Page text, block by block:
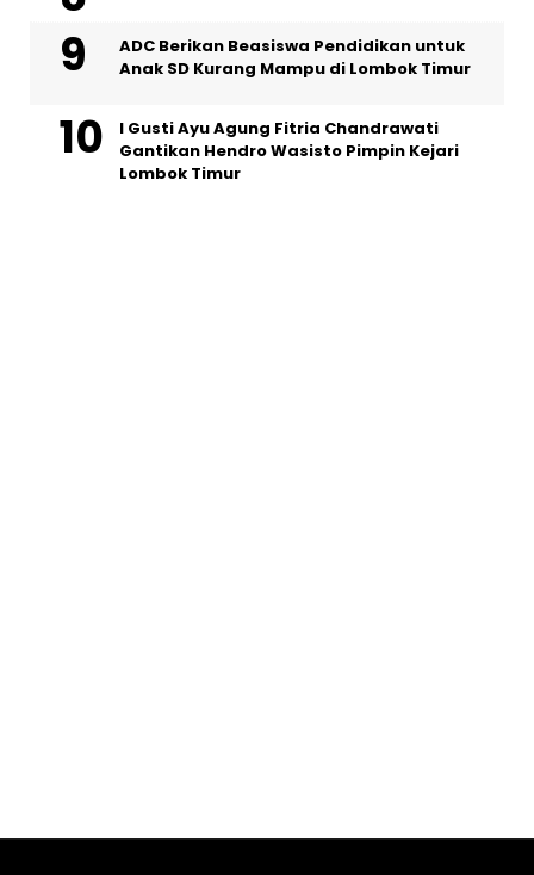
ADC Berikan Beasiswa Pendidikan untuk
Anak SD Kurang Mampu di Lombok Timur
I Gusti Ayu Agung Fitria Chandrawati
Gantikan Hendro Wasisto Pimpin Kejari
Lombok Timur